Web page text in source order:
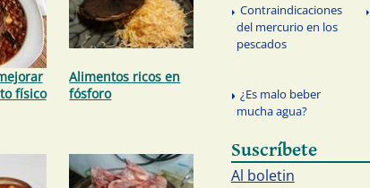
físico
Alimentos ricos en
fósforo
Contraindicaciones
del mercurio en los
pescados
¿Es malo beber
mucha agua?
Suscríbete
Al boletin